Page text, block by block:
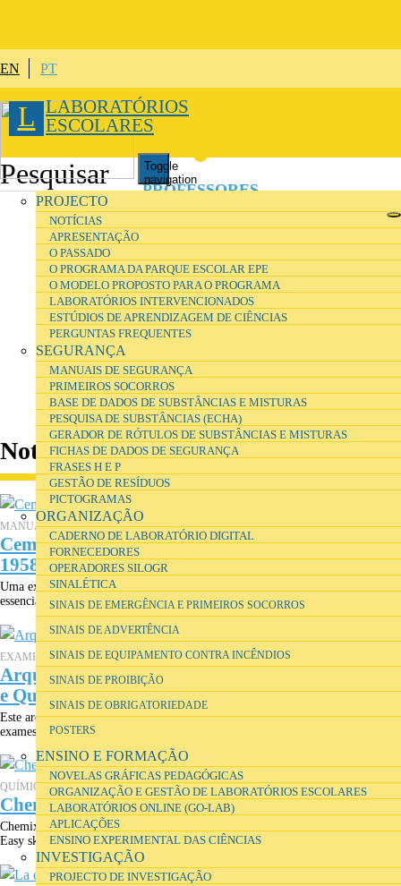
EN PT
L LABORATÓRIOS
ESCOLARES
Toggle
navigation
PROJECTO
NOTÍCIAS
APRESENTAÇÃO
O PASSADO
O PROGRAMA DA PARQUE ESCOLAR EPE
O MODELO PROPOSTO PARA O PROGRAMA
LABORATÓRIOS INTERVENCIONADOS
ESTÚDIOS DE APRENDIZAGEM DE CIÊNCIAS
PERGUNTAS FREQUENTES
SEGURANÇA
MANUAIS DE SEGURANÇA
PRIMEIROS SOCORROS
BASE DE DADOS DE SUBSTÂNCIAS E MISTURAS
PESQUISA DE SUBSTÂNCIAS (ECHA)
GERADOR DE RÓTULOS DE SUBSTÂNCIAS E MISTURAS
FICHAS DE DADOS DE SEGURANÇA
FRASES H E P
GESTÃO DE RESÍDUOS
PICTOGRAMAS
ORGANIZAÇÃO
CADERNO DE LABORATÓRIO DIGITAL
FORNECEDORES
OPERADORES SILOGR
SINALÉTICA
SINAIS DE EMERGÊNCIA E PRIMEIROS SOCORROS
SINAIS DE ADVERTÊNCIA
SINAIS DE EQUIPAMENTO CONTRA INCÊNDIOS
SINAIS DE PROIBIÇÃO
SINAIS DE OBRIGATORIEDADE
POSTERS
ENSINO E FORMAÇÃO
NOVELAS GRÁFICAS PEDAGÓGICAS
ORGANIZAÇÃO E GESTÃO DE LABORATÓRIOS ESCOLARES
LABORATÓRIOS ONLINE (GO-LAB)
APLICAÇÕES
ENSINO EXPERIMENTAL DAS CIÊNCIAS
INVESTIGAÇÃO
PROJECTO DE INVESTIGAÇÃO
PROFESSORES
ALUNOS
TÉCNICOSDE LABORATÓRIO
DIRETORES
INVESTIGADORES
Notícias
MANUAIS ESCOLARES
Cem Anos de Manuais Escolares de Física 1859-
1958
Uma exposição em 2005 com alguns exemplares de manuais que provêm,
essencialmente, do fundo da Direcção-Geral do Ensino Liceal (DGEL),...
EXAMES
Arquivo digital 1931-2005 dos Exames de Física
e Química
Este arquivo disponibiliza, online, a todos os interessados os enunciados dos
exames de Física e Química: exames distritais de 1931 a...
QUÍMICA
Chemix 2.0
Chemix 2.0 is a free online editor for drawing lab diagrams and apparatus.
Easy sketching for both students and school teachers.